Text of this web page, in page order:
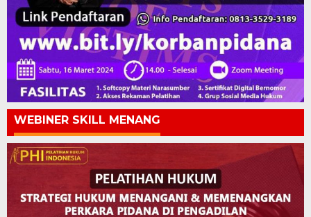
WEBINER SKILL MENANG